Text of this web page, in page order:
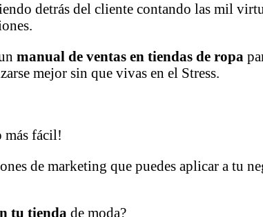
detrás del cliente contando las mil
manual de ventas en tiendas de ropa
mejor sin que vivas en el Stress.
más fácil!
de marketing que puedes aplicar a tu
tu tienda de moda?